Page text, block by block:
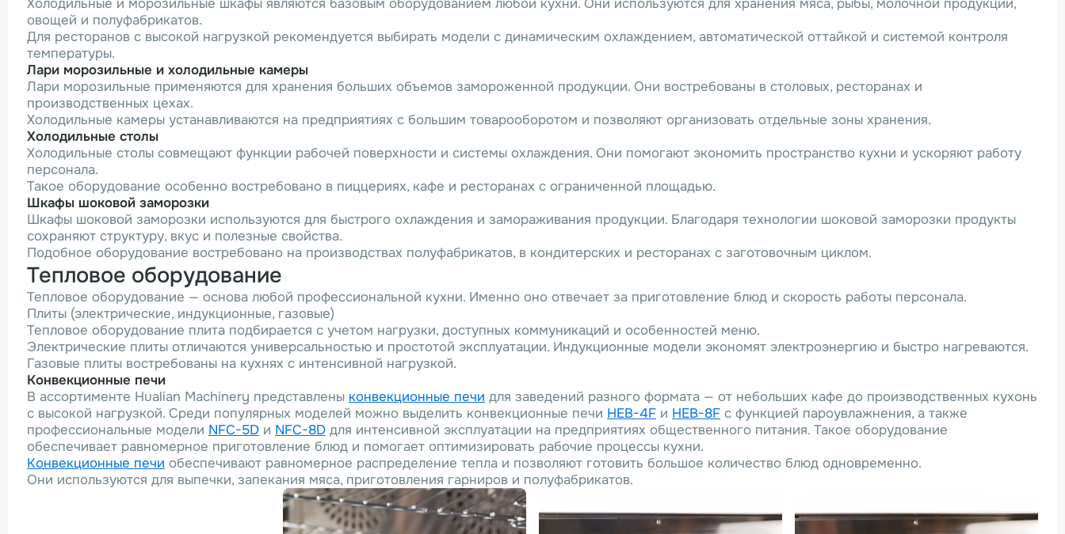
Холодильные и морозильные шкафы являются базовым оборудованием любой кухни. Они используются для хранения мяса, рыбы, молочной продукции,
овощей и полуфабрикатов.
Для ресторанов с высокой нагрузкой рекомендуется выбирать модели с динамическим охлаждением, автоматической оттайкой и системой контроля
температуры.
Лари морозильные и холодильные камеры
Лари морозильные применяются для хранения больших объемов замороженной продукции. Они востребованы в столовых, ресторанах и
производственных цехах.
Холодильные камеры устанавливаются на предприятиях с большим товарооборотом и позволяют организовать отдельные зоны хранения.
Холодильные столы
Холодильные столы совмещают функции рабочей поверхности и системы охлаждения. Они помогают экономить пространство кухни и ускоряют работу
персонала.
Такое оборудование особенно востребовано в пиццериях, кафе и ресторанах с ограниченной площадью.
Шкафы шоковой заморозки
Шкафы шоковой заморозки используются для быстрого охлаждения и замораживания продукции. Благодаря технологии шоковой заморозки продукты
сохраняют структуру, вкус и полезные свойства.
Подобное оборудование востребовано на производствах полуфабрикатов, в кондитерских и ресторанах с заготовочным циклом.
Тепловое оборудование
Тепловое оборудование — основа любой профессиональной кухни. Именно оно отвечает за приготовление блюд и скорость работы персонала.
Плиты (электрические, индукционные, газовые)
Тепловое оборудование плита подбирается с учетом нагрузки, доступных коммуникаций и особенностей меню.
Электрические плиты отличаются универсальностью и простотой эксплуатации. Индукционные модели экономят электроэнергию и быстро нагреваются.
Газовые плиты востребованы на кухнях с интенсивной нагрузкой.
Конвекционные печи
В ассортименте Hualian Machinery представлены конвекционные печи для заведений разного формата — от небольших кафе до производственных кухонь
с высокой нагрузкой. Среди популярных моделей можно выделить конвекционные печи HEB-4F и HEB-8F с функцией пароувлажнения, а также
профессиональные модели NFC-5D и NFC-8D для интенсивной эксплуатации на предприятиях общественного питания. Такое оборудование
обеспечивает равномерное приготовление блюд и помогает оптимизировать рабочие процессы кухни.
Конвекционные печи обеспечивают равномерное распределение тепла и позволяют готовить большое количество блюд одновременно.
Они используются для выпечки, запекания мяса, приготовления гарниров и полуфабрикатов.